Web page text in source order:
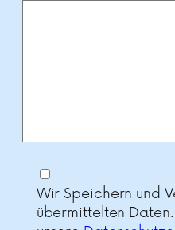
Wir Speichern und
übermittelten